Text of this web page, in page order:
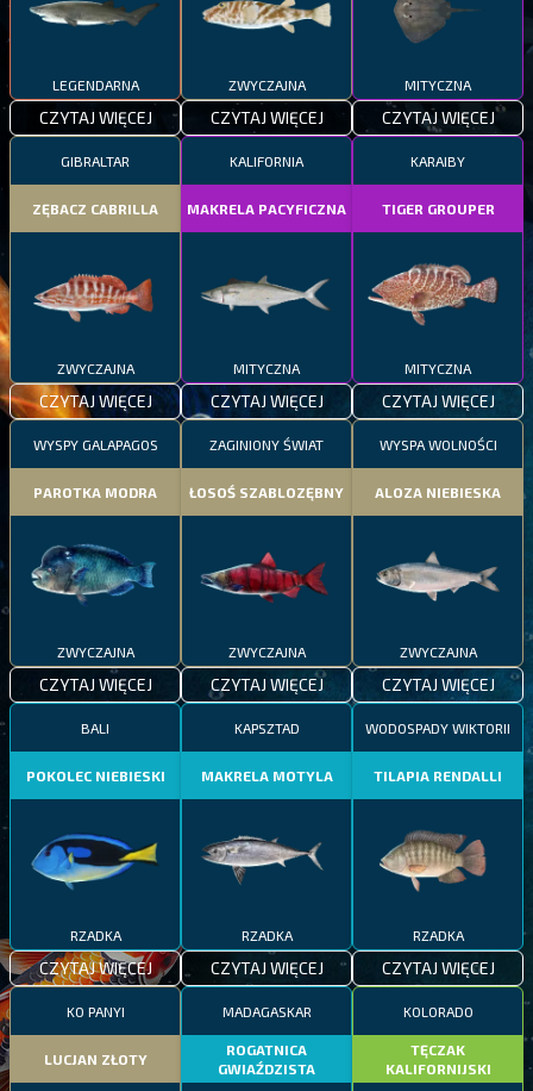
LEGENDARNA
CZYTAJ WIĘCEJ
ZWYCZAJNA
CZYTAJ WIĘCEJ
MITYCZNA
CZYTAJ WIĘCEJ
GIBRALTAR
ZĘBACZ CABRILLA
ZWYCZAJNA
CZYTAJ WIĘCEJ
KALIFORNIA
MAKRELA PACYFICZNA
MITYCZNA
CZYTAJ WIĘCEJ
KARAIBY
TIGER GROUPER
MITYCZNA
CZYTAJ WIĘCEJ
WYSPY GALAPAGOS
PAROTKA MODRA
ZWYCZAJNA
CZYTAJ WIĘCEJ
ZAGINIONY ŚWIAT
ŁOSOŚ SZABLOZĘBNY
ZWYCZAJNA
CZYTAJ WIĘCEJ
WYSPA WOLNOŚCI
ALOZA NIEBIESKA
ZWYCZAJNA
CZYTAJ WIĘCEJ
BALI
POKOLEC NIEBIESKI
RZADKA
CZYTAJ WIĘCEJ
KAPSZTAD
MAKRELA MOTYLA
RZADKA
CZYTAJ WIĘCEJ
WODOSPADY WIKTORII
TILAPIA RENDALLI
RZADKA
CZYTAJ WIĘCEJ
KO PANYI
LUCJAN ZŁOTY
MADAGASKAR
ROGATNICA
GWIAŹDZISTA
KOLORADO
TĘCZAK
KALIFORNIJSKI